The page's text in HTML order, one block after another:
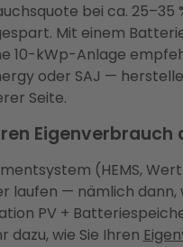
bei ca.
Mit einem
10-kWp-Anlage
oder SAJ —
Seite.
(HEMS,
— nämlich dann,
PV +
wie Sie Ihren